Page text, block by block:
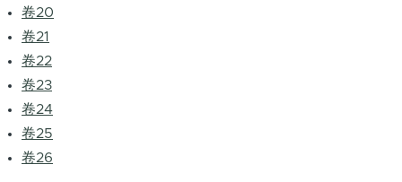
卷20
卷21
卷22
卷23
卷24
卷25
卷26